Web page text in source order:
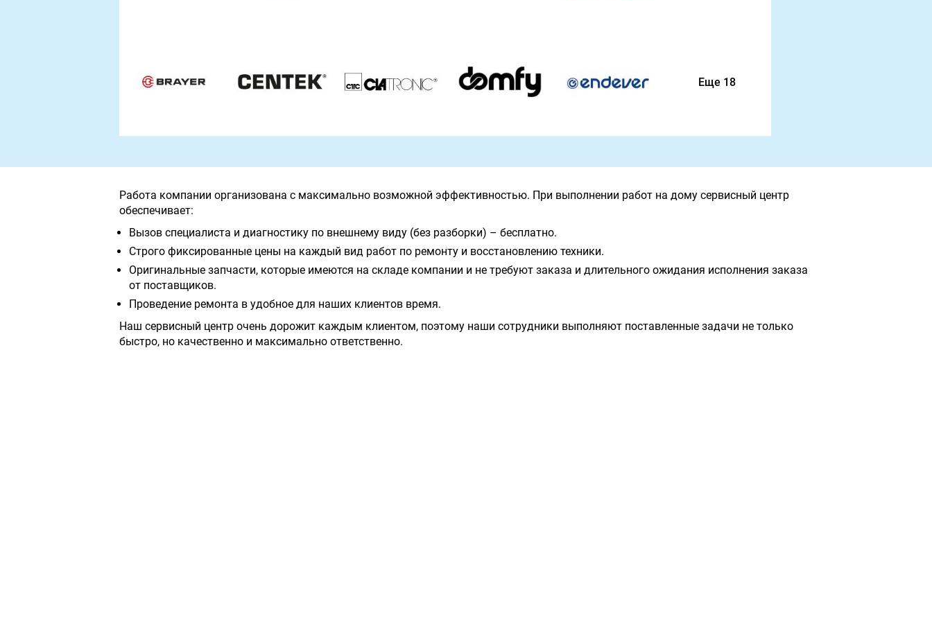
Еще 18
Работа компании организована с максимально возможной эффективностью. При выполнении работ на дому сервисный центр
обеспечивает:
Вызов специалиста и диагностику по внешнему виду (без разборки) – бесплатно.
Строго фиксированные цены на каждый вид работ по ремонту и восстановлению техники.
Оригинальные запчасти, которые имеются на складе компании и не требуют заказа и длительного ожидания исполнения заказа
от поставщиков.
Проведение ремонта в удобное для наших клиентов время.
Наш сервисный центр очень дорожит каждым клиентом, поэтому наши сотрудники выполняют поставленные задачи не только
быстро, но качественно и максимально ответственно.